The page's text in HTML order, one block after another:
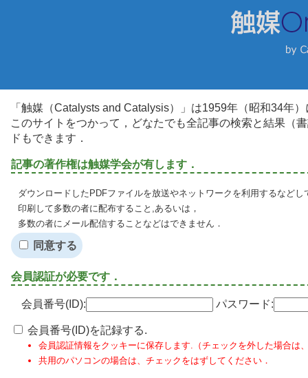
「触媒（Catalysts and Catalysis）」は1959年（昭和34年
このサイトをつかって，どなたでも全記事の検索と結果（
ドもできます．
記事の著作権は触媒学会が有します．
ダウンロードしたPDFファイルを放送やネットワークを利用するなど
印刷して多数の者に配布すること,あるいは，
多数の者にメール配信することなどはできません．
同意する
会員認証が必要です．
会員番号(ID): パスワード:
会員番号(ID)を記録する.
会員認証情報をクッキーに保存します.（チェックを外した場合は
共用のパソコンの場合は、チェックをはずしてください．